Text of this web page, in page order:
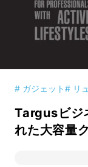
# ガジェット# リ
Targusビジ
れた大容量